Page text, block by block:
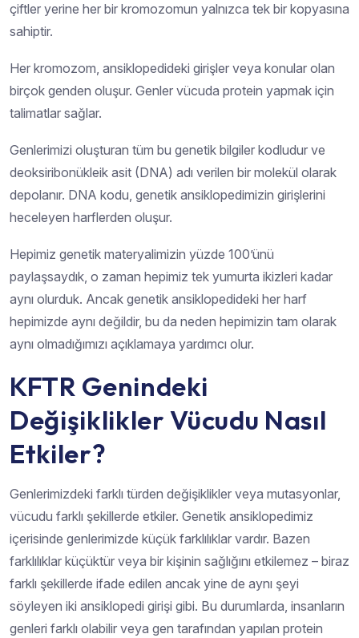
çiftler yerine her bir kromozomun yalnızca tek bir kopyasına
sahiptir.
Her kromozom, ansiklopedideki girişler veya konular olan
birçok genden oluşur. Genler vücuda protein yapmak için
talimatlar sağlar.
Genlerimizi oluşturan tüm bu genetik bilgiler kodludur ve
deoksiribonükleik asit (DNA) adı verilen bir molekül olarak
depolanır. DNA kodu, genetik ansiklopedimizin girişlerini
heceleyen harflerden oluşur.
Hepimiz genetik materyalimizin yüzde 100’ünü
paylaşsaydık, o zaman hepimiz tek yumurta ikizleri kadar
aynı olurduk. Ancak genetik ansiklopedideki her harf
hepimizde aynı değildir, bu da neden hepimizin tam olarak
aynı olmadığımızı açıklamaya yardımcı olur.
KFTR Genindeki
Değişiklikler Vücudu Nasıl
Etkiler?
Genlerimizdeki farklı türden değişiklikler veya mutasyonlar,
vücudu farklı şekillerde etkiler. Genetik ansiklopedimiz
içerisinde genlerimizde küçük farklılıklar vardır. Bazen
farklılıklar küçüktür veya bir kişinin sağlığını etkilemez – biraz
farklı şekillerde ifade edilen ancak yine de aynı şeyi
söyleyen iki ansiklopedi girişi gibi. Bu durumlarda, insanların
genleri farklı olabilir veya gen tarafından yapılan protein